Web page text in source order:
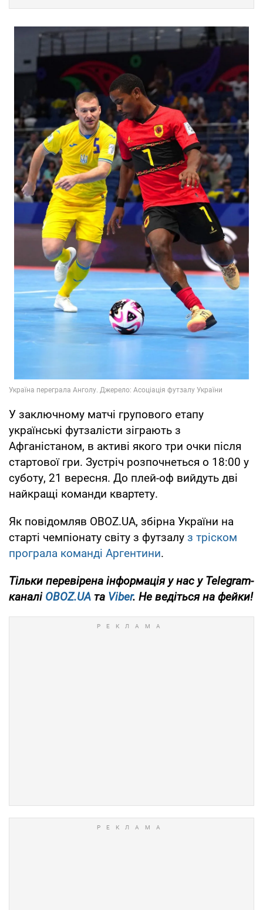
У заключному матчі групового етапу
українські футзалісти зіграють з
Афганістаном, в активі якого три очки після
стартової гри. Зустріч розпочнеться о 18:00 у
суботу, 21 вересня. До плей-оф вийдуть дві
найкращі команди квартету.
Як повідомляв OBOZ.UA, збірна України на
старті чемпіонату світу з футзалу з тріском
програла команді Аргентини.
Тільки перевірена інформація у нас у Telegram-
каналі OBOZ.UA та Viber. Не ведіться на фейки!